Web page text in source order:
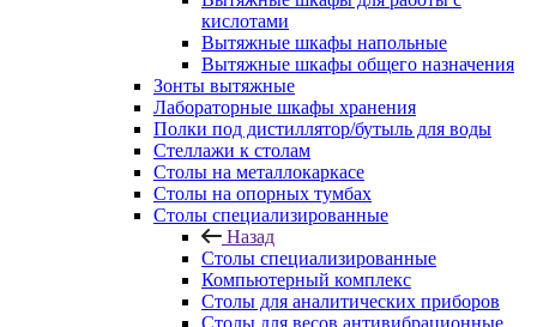
кислотами
Вытяжные шкафы напольные
Вытяжные шкафы общего назначения
Зонты вытяжные
Лабораторные шкафы хранения
Полки под дистиллятор/бутыль для воды
Стеллажи к столам
Столы на металлокаркасе
Столы на опорных тумбах
Столы специализированные
Назад
Столы специализированные
Компьютерный комплекс
Столы для аналитических приборов
Столы для весов антивибрационные